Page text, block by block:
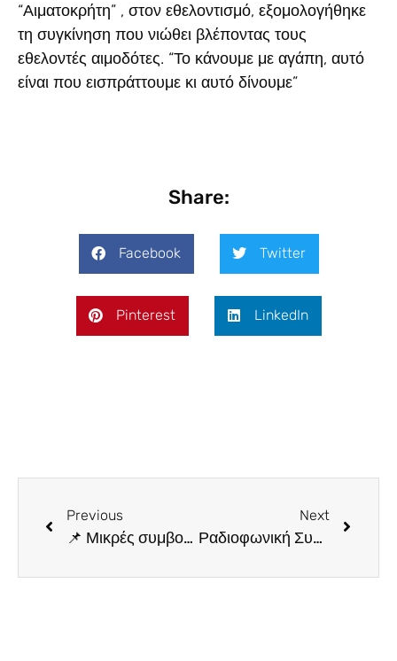
“Αιματοκρήτη” , στον εθελοντισμό, εξομολογήθηκε
τη συγκίνηση που νιώθει βλέποντας τους
εθελοντές αιμοδότες. “Το κάνουμε με αγάπη, αυτό
είναι που εισπράττουμε κι αυτό δίνουμε”
Share:
Facebook Twitter
Pinterest LinkedIn
Previous
📌 Μικρές συμβουλές για Καλύτερο Ύπνο
Next
Ραδιοφωνική Συνέντεξη της Ειρ. Γεργιανάκη για την εθελοντική αιμοδοσία